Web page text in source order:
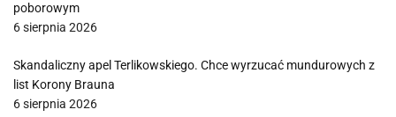
poborowym
6 sierpnia 2026
Skandaliczny apel Terlikowskiego. Chce wyrzucać mundurowych z
list Korony Brauna
6 sierpnia 2026